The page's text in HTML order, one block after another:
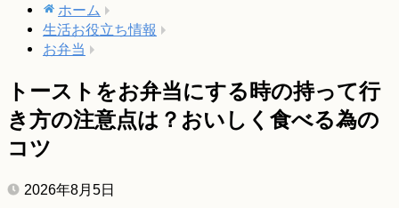
ホーム
生活お役立ち情報
お弁当
トーストをお弁当にする時の持って行
き方の注意点は？おいしく食べる為の
コツ
2026年8月5日